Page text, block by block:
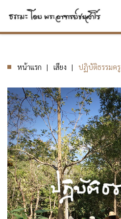
หน้าแรก เสียง ปฏิบัติธรรมครู